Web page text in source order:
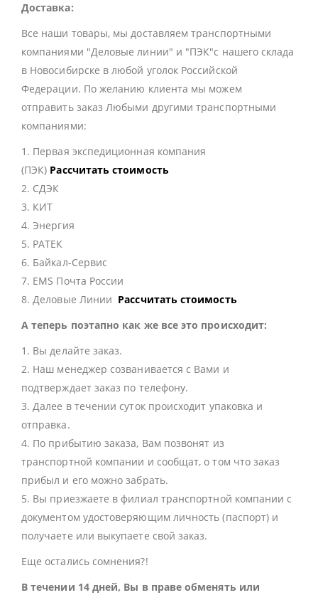
Доставка:
Все наши товары, мы доставляем транспортными
компаниями "Деловые линии" и "ПЭК"с нашего склада
в Новосибирске в любой уголок Российской
Федерации. По желанию клиента мы можем
отправить заказ Любыми другими транспортными
компаниями:
1. Первая экспедиционная компания
(ПЭК) Рассчитать стоимость
2. СДЭК
3. КИТ
4. Энергия
5. РАТЕК
6. Байкал-Сервис
7. EMS Почта России
8. Деловые Линии Рассчитать стоимость
А теперь поэтапно как же все это происходит:
1. Вы делайте заказ.
2. Наш менеджер созванивается с Вами и
подтверждает заказ по телефону.
3. Далее в течении суток происходит упаковка и
отправка.
4. По прибытию заказа, Вам позвонят из
транспортной компании и сообщат, о том что заказ
прибыл и его можно забрать.
5. Вы приезжаете в филиал транспортной компании с
документом удостоверяющим личность (паспорт) и
получаете или выкупаете свой заказ.
Еще остались сомнения?!
В течении 14 дней, Вы в праве обменять или